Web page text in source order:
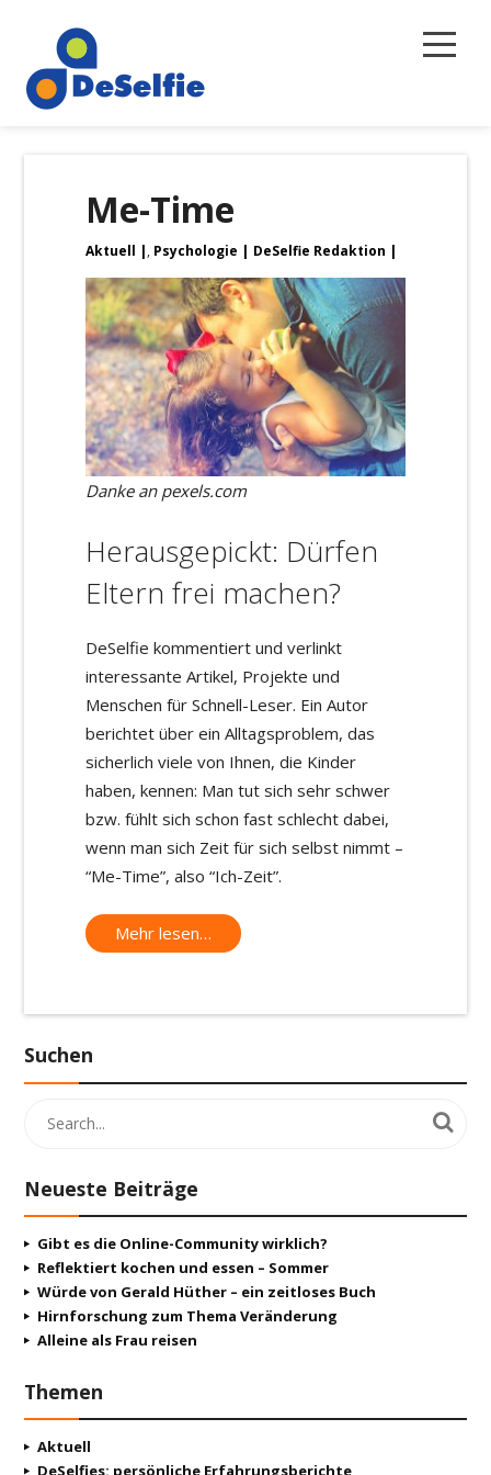
Magazin
Über uns
Newsletter
Kontakt
Me-Time
Aktuell , Psychologie DeSelfie Redaktion
Danke an pexels.com
Herausgepickt: Dürfen
Eltern frei machen?
DeSelfie kommentiert und verlinkt
interessante Artikel, Projekte und
Menschen für Schnell-Leser. Ein Autor
berichtet über ein Alltagsproblem, das
sicherlich viele von Ihnen, die Kinder
haben, kennen: Man tut sich sehr schwer
bzw. fühlt sich schon fast schlecht dabei,
wenn man sich Zeit für sich selbst nimmt –
“Me-Time”, also “Ich-Zeit”.
Mehr lesen…
Suchen
Neueste Beiträge
Gibt es die Online-Community wirklich?
Reflektiert kochen und essen – Sommer
Würde von Gerald Hüther – ein zeitloses Buch
Hirnforschung zum Thema Veränderung
Alleine als Frau reisen
Themen
Aktuell